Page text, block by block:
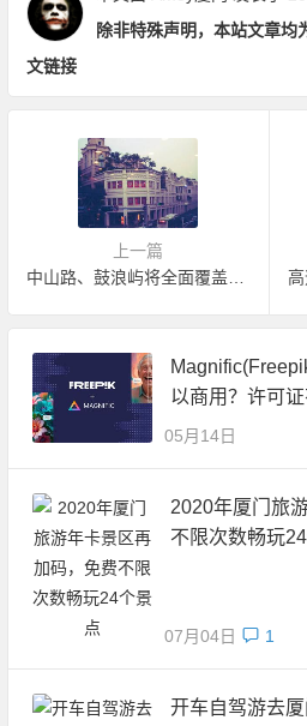
除非特殊声明，本站文章均
文链接
上一篇
以商用？许可证
05月14日
2020年厦门旅
不限次数畅玩
07月04日 1
开车自驾游去